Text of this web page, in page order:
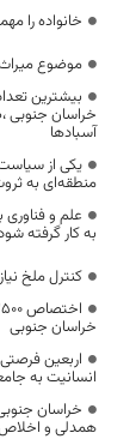
خانواده را
موضوع
بیشترین
خراسان جنوبی
آسبادها
یکی از
منطقه‌ای به
علم و
به کار گرفته
کنترل ملخ
خراسان جنوبی
اربعین
انسانیت به
خراسان
همدلی و